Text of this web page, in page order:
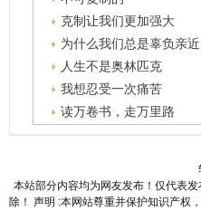
克制让我们更加强大
为什么我们总是辜负亲近
人生不是奥林匹克
我想忍受一次痛苦
读万卷书，走万里路
本站部分内容均为网友发布！仅代表
除！ 声明 :本网站尊重并保护知识产权